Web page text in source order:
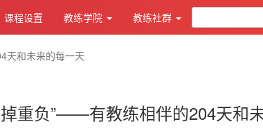
课程设置 教练学院 教练社群
天和未来的每一天
掉重负”——有教练相伴的204天和